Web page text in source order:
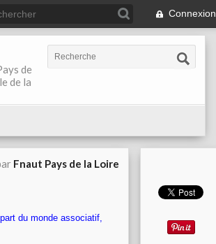
Connexion
de
de la
Fnaut Pays de la Loire
du monde associatif,